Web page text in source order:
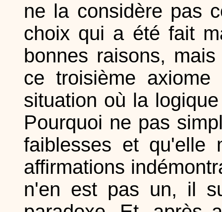
ne la considère pas
choix qui a été fait
bonnes raisons,
ce troisième
situation où la
Pourquoi ne pas
faiblesses et qu'elle
affirmations
n'en est pas un, il